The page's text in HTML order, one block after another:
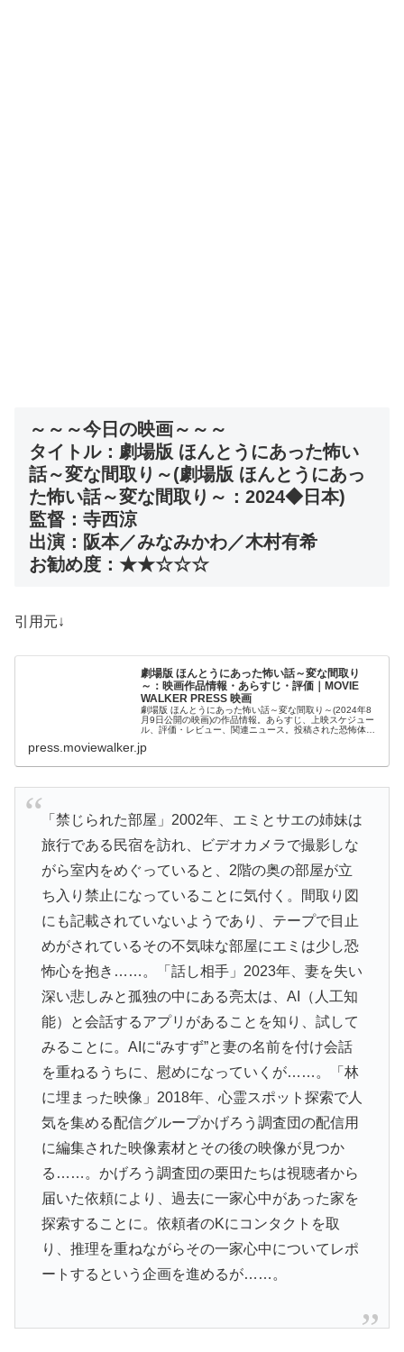
～～～今日の映画～～～
タイトル：劇場版 ほんとうにあった怖い
話～変な間取り～(劇場版 ほんとうにあっ
た怖い話～変な間取り～：2024◆日本)
監督：寺西涼
出演：阪本／みなみかわ／木村有希
お勧め度：★★☆☆☆
引用元↓
劇場版 ほんとうにあった怖い話～変な間取り
～：映画作品情報・あらすじ・評価｜MOVIE
WALKER PRESS 映画
劇場版 ほんとうにあった怖い話～変な間取り～(2024年8
月9日公開の映画)の作品情報。あらすじ、上映スケジュー
ル、評価・レビュー、関連ニュース。投稿された恐怖体験
旅行で訪れた民宿に立ち入...
press.moviewalker.jp
「禁じられた部屋」2002年、エミとサエの姉妹は
旅行である民宿を訪れ、ビデオカメラで撮影しな
がら室内をめぐっていると、2階の奥の部屋が立
ち入り禁止になっていることに気付く。間取り図
にも記載されていないようであり、テープで目止
めがされているその不気味な部屋にエミは少し恐
怖心を抱き……。「話し相手」2023年、妻を失い
深い悲しみと孤独の中にある亮太は、AI（人工知
能）と会話するアプリがあることを知り、試して
みることに。AIに“みすず”と妻の名前を付け会話
を重ねるうちに、慰めになっていくが……。「林
に埋まった映像」2018年、心霊スポット探索で人
気を集める配信グループかげろう調査団の配信用
に編集された映像素材とその後の映像が見つか
る……。かげろう調査団の栗田たちは視聴者から
届いた依頼により、過去に一家心中があった家を
探索することに。依頼者のKにコンタクトを取
り、推理を重ねながらその一家心中についてレポ
ートするという企画を進めるが……。